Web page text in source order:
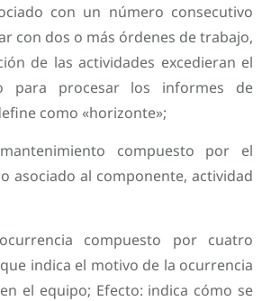
con un número consecutivo
con dos o más órdenes de trabajo,
de las actividades excedieran el
para procesar los informes de
como «horizonte»;
compuesto por el
asociado al componente, actividad
compuesto por cuatro
que indica el motivo de la ocurrencia
el equipo; Efecto: indica cómo se